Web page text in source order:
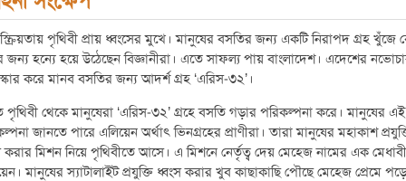
পৃথিবী প্রায় ধ্বংসের মুখে। মানুষের বসতির জন্য একটি নিরাপদ গ্রহ খুঁজে
জন্য হন্যে হয়ে উঠেছেন বিজ্ঞানীরা। এতে সাফল্য পায় বাংলাদেশ। এদেশের
করে মানব বসতির জন্য আদর্শ গ্রহ ‘এরিস-৩২’।
পৃথিবী থেকে মানুষেরা ‘এরিস-৩২’ গ্রহে বসতি গড়ার পরিকল্পনা করে। মানুষের এই
জানতে পারে এলিয়েন অর্থাৎ ভিনগ্রহের প্রাণীরা। তারা মানুষের মহাকাশ
করার মিশন নিয়ে পৃথিবীতে আসে। এ মিশনে নের্তৃত্ব দেয় মেহেজ নামের এক মেধাবী
মানুষের স্যাটালাইট প্রযুক্তি ধ্বংস করার খুব কাছাকাছি পৌছে মেহেজ প্রেমে